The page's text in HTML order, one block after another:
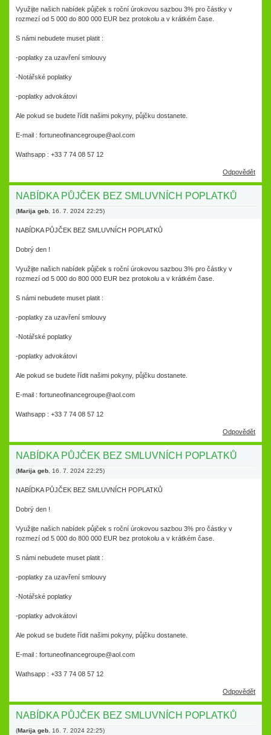
Využijte našich nabídek půjček s roční úrokovou sazbou 3% pro částky v
rozmezí od 5 000 do 800 000 EUR bez protokolu a v krátkém čase.
S námi nebudete muset platit :
-poplatky za uzavření smlouvy
-Notářské poplatky
-poplatky advokátovi
Ale pokud se budete řídit našimi pokyny, půjčku dostanete.
E-mail : fortuneofinancegroupe@aol.com
Wathsapp : +33 7 74 08 57 12
Odpovědět
NABÍDKA PŮJČEK BEZ SMLUVNÍCH POPLATKŮ
(Marija geb 16. 7. 2024 22:25)
NABÍDKA PŮJČEK BEZ SMLUVNÍCH POPLATKŮ
Dobrý den !
Využijte našich nabídek půjček s roční úrokovou sazbou 3% pro částky v
rozmezí od 5 000 do 800 000 EUR bez protokolu a v krátkém čase.
S námi nebudete muset platit :
-poplatky za uzavření smlouvy
-Notářské poplatky
-poplatky advokátovi
Ale pokud se budete řídit našimi pokyny, půjčku dostanete.
E-mail : fortuneofinancegroupe@aol.com
Wathsapp : +33 7 74 08 57 12
Odpovědět
NABÍDKA PŮJČEK BEZ SMLUVNÍCH POPLATKŮ
(Marija geb 16. 7. 2024 22:25)
NABÍDKA PŮJČEK BEZ SMLUVNÍCH POPLATKŮ
Dobrý den !
Využijte našich nabídek půjček s roční úrokovou sazbou 3% pro částky v
rozmezí od 5 000 do 800 000 EUR bez protokolu a v krátkém čase.
S námi nebudete muset platit :
-poplatky za uzavření smlouvy
-Notářské poplatky
-poplatky advokátovi
Ale pokud se budete řídit našimi pokyny, půjčku dostanete.
E-mail : fortuneofinancegroupe@aol.com
Wathsapp : +33 7 74 08 57 12
Odpovědět
NABÍDKA PŮJČEK BEZ SMLUVNÍCH POPLATKŮ
(Marija geb 16. 7. 2024 22:25)